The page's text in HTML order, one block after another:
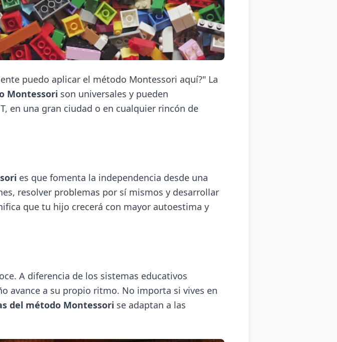
puedo aplicar el método Montessori aquí?" La
Montessori son universales y pueden
en una gran ciudad o en cualquier rincón de
es que fomenta la independencia desde una
resolver problemas por sí mismos y desarrollar
que tu hijo crecerá con mayor autoestima y
A diferencia de los sistemas educativos
avance a su propio ritmo. No importa si vives en
del método Montessori se adaptan a las